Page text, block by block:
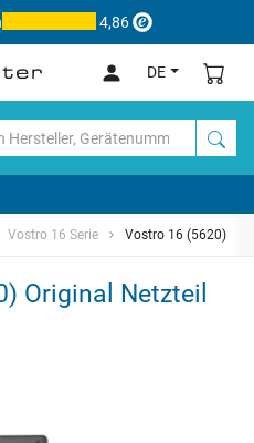
4,86
DE
Vostro 16 Serie Vostro 16 (5620)
Original Netzteil